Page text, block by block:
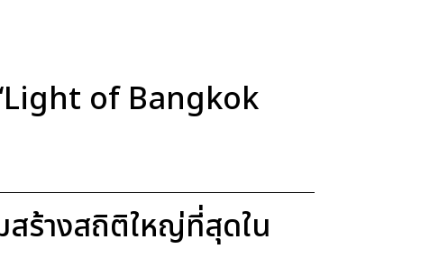
‘Light of Bangkok
สร้างสถิติใหญ่ที่สุดใน